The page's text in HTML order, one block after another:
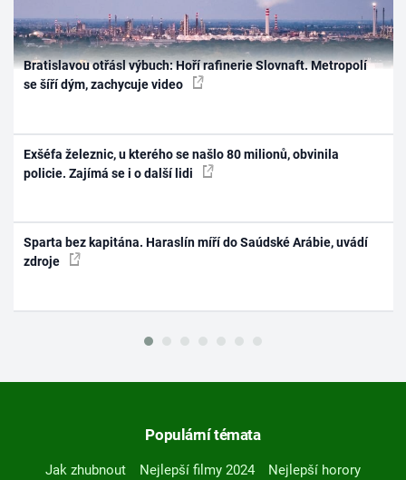
Bratislavou otřásl výbuch: Hoří rafinerie Slovnaft. Metropolí
se šíří dým, zachycuje video
Exšéfa železnic, u kterého se našlo 80 milionů, obvinila
policie. Zajímá se i o další lidi
Sparta bez kapitána. Haraslín míří do Saúdské Arábie, uvádí
zdroje
Populární témata
Jak zhubnout Nejlepší filmy 2024
Nejlepší horory